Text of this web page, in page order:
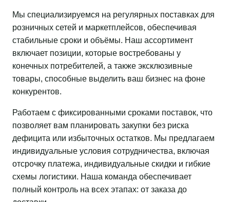
Мы специализируемся на регулярных поставках для
розничных сетей и маркетплейсов, обеспечивая
стабильные сроки и объёмы. Наш ассортимент
включает позиции, которые востребованы у
конечных потребителей, а также эксклюзивные
товары, способные выделить ваш бизнес на фоне
конкурентов.
Работаем с фиксированными сроками поставок, что
позволяет вам планировать закупки без риска
дефицита или избыточных остатков. Мы предлагаем
индивидуальные условия сотрудничества, включая
отсрочку платежа, индивидуальные скидки и гибкие
схемы логистики. Наша команда обеспечивает
полный контроль на всех этапах: от заказа до